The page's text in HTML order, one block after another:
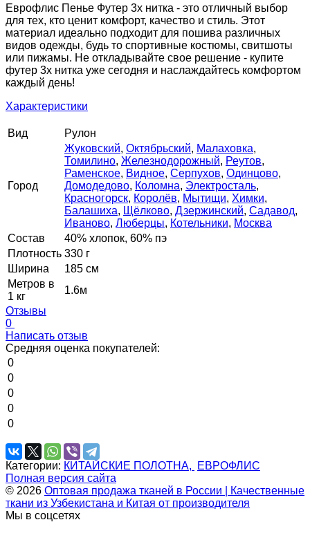
Еврофлис Пенье Футер 3х нитка - это отличный выбор
для тех, кто ценит комфорт, качество и стиль. Этот
материал идеально подходит для пошива различных
видов одежды, будь то спортивные костюмы, свитшоты
или пижамы. Не откладывайте свое решение - купите
футер 3х нитка уже сегодня и наслаждайтесь комфортом
каждый день!
Характеристики
Вид Рулон
Город
Жуковский, Октябрьский, Малаховка,
Томилино, Железнодорожный, Реутов,
Раменское, Видное, Серпухов, Одинцово,
Домодедово, Коломна, Электросталь,
Красногорск, Королёв, Мытищи, Химки,
Балашиха, Щёлково, Дзержинский, Садавод,
Иваново, Люберцы, Котельники, Москва
Состав
40% хлопок, 60% пэ
Плотность 330 г
Ширина
185 см
Метров в
1 кг
1.6м
Отзывы
0
Написать отзыв
Средняя оценка покупателей:
0
0
0
0
0
Категории: КИТАЙСКИЕ ПОЛОТНА,
ЕВРОФЛИС
Полная версия сайта
© 2026 Оптовая продажа тканей в России | Качественные
ткани из Узбекистана и Китая от производителя
Мы в соцсетях